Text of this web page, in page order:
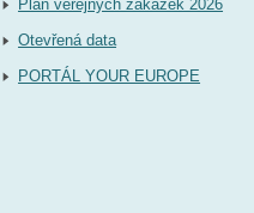
Plán veřejných zakázek 2026
Otevřená data
PORTÁL YOUR EUROPE